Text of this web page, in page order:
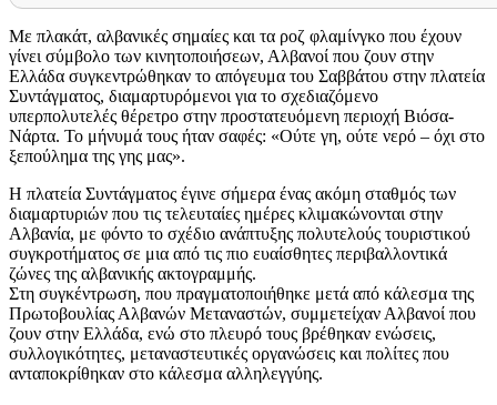
Με πλακάτ, αλβανικές σημαίες και τα ροζ φλαμίνγκο που έχουν
γίνει σύμβολο των κινητοποιήσεων, Αλβανοί που ζουν στην
Ελλάδα συγκεντρώθηκαν το απόγευμα του Σαββάτου στην πλατεία
Συντάγματος, διαμαρτυρόμενοι για το σχεδιαζόμενο
υπερπολυτελές θέρετρο στην προστατευόμενη περιοχή Βιόσα-
Νάρτα. Το μήνυμά τους ήταν σαφές: «Ούτε γη, ούτε νερό – όχι στο
ξεπούλημα της γης μας».
Η πλατεία Συντάγματος έγινε σήμερα ένας ακόμη σταθμός των
διαμαρτυριών που τις τελευταίες ημέρες κλιμακώνονται στην
Αλβανία, με φόντο το σχέδιο ανάπτυξης πολυτελούς τουριστικού
συγκροτήματος σε μια από τις πιο ευαίσθητες περιβαλλοντικά
ζώνες της αλβανικής ακτογραμμής.
Στη συγκέντρωση, που πραγματοποιήθηκε μετά από κάλεσμα της
Πρωτοβουλίας Αλβανών Μεταναστών, συμμετείχαν Αλβανοί που
ζουν στην Ελλάδα, ενώ στο πλευρό τους βρέθηκαν ενώσεις,
συλλογικότητες, μεταναστευτικές οργανώσεις και πολίτες που
ανταποκρίθηκαν στο κάλεσμα αλληλεγγύης.